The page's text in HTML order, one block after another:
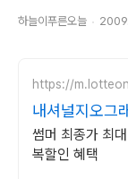
하늘이푸른오늘
https://
내셔널지오그
최대 5천원 혜
썸머 최종가 최
복할인 혜택